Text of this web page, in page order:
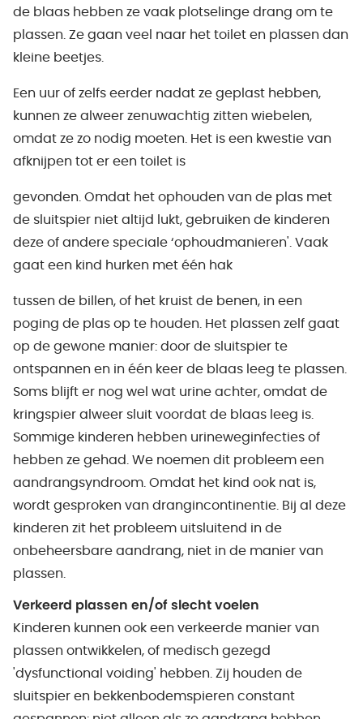
de blaas hebben ze vaak plotselinge drang om te
plassen. Ze gaan veel naar het toilet en plassen dan
kleine beetjes.
Een uur of zelfs eerder nadat ze geplast hebben,
kunnen ze alweer zenuwachtig zitten wiebelen,
omdat ze zo nodig moeten. Het is een kwestie van
afknijpen tot er een toilet is
gevonden. Omdat het ophouden van de plas met
de sluitspier niet altijd lukt, gebruiken de kinderen
deze of andere speciale ‘ophoudmanieren'. Vaak
gaat een kind hurken met één hak
tussen de billen, of het kruist de benen, in een
poging de plas op te houden. Het plassen zelf gaat
op de gewone manier: door de sluitspier te
ontspannen en in één keer de blaas leeg te plassen.
Soms blijft er nog wel wat urine achter, omdat de
kringspier alweer sluit voordat de blaas leeg is.
Sommige kinderen hebben urineweginfecties of
hebben ze gehad. We noemen dit probleem een
aandrangsyndroom. Omdat het kind ook nat is,
wordt gesproken van drangincontinentie. Bij al deze
kinderen zit het probleem uitsluitend in de
onbeheersbare aandrang, niet in de manier van
plassen.
Verkeerd plassen en/of slecht voelen
Kinderen kunnen ook een verkeerde manier van
plassen ontwikkelen, of medisch gezegd
'dysfunctional voiding' hebben. Zij houden de
sluitspier en bekkenbodemspieren constant